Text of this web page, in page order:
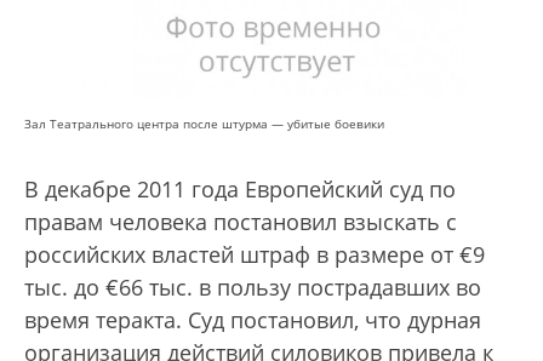
Зал Театрального центра после штурма — убитые боевики
В декабре 2011 года Европейский суд по
правам человека постановил взыскать с
российских властей штраф в размере от €9
тыс. до €66 тыс. в пользу пострадавших во
время теракта. Суд постановил, что дурная
организация действий силовиков привела к